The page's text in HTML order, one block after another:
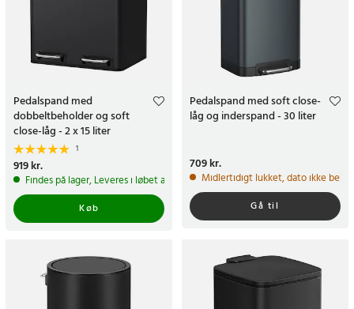
Pedalspand med
dobbeltbeholder og soft
close-låg - 2 x 15 liter
1
Pris:919 kr.
919 kr.
Findes på lager, Leveres i løbet af 1-2 hverdage
Køb
Pedalspand med soft close-
låg og inderspand - 30 liter
Pris:709 kr.
709 kr.
Midlertidigt lukket, dato ikke
Gå til